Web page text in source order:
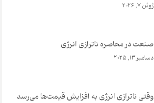
ژوئن 7, 2026
صنعت در محاصره ناترازی انرژی
دسامبر 13, 2025
وقتی ناترازی انرژی به افزایش قیمت‌ها می‌رسد